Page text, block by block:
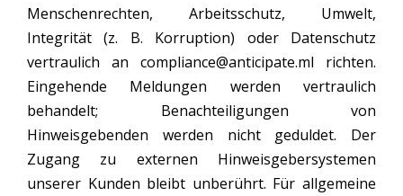
Menschenrechten, Arbeitsschutz, Umwelt,
Integrität (z. B. Korruption) oder Datenschutz
vertraulich an compliance@anticipate.ml richten.
Eingehende Meldungen werden vertraulich
behandelt; Benachteiligungen von
Hinweisgebenden werden nicht geduldet. Der
Zugang zu externen Hinweisgebersystemen
unserer Kunden bleibt unberührt. Für allgemeine